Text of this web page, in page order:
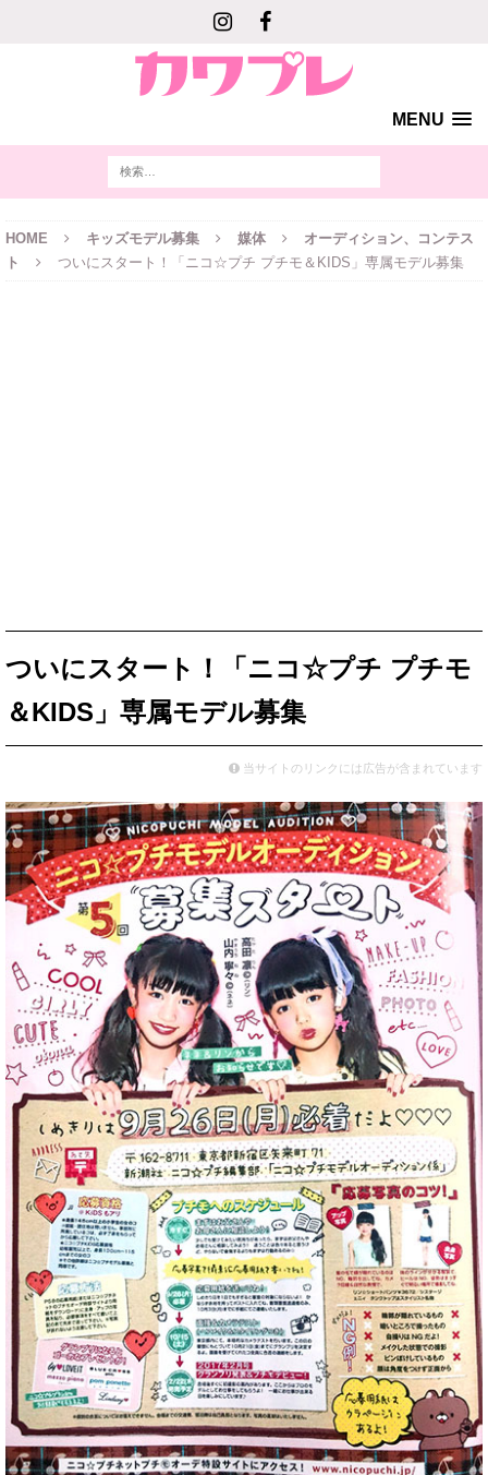
MENU
HOME キッズモデル募集 媒体
オーディション、コンテス
ト
ついにスタート！「ニコ☆プチ プチモ＆KIDS」専属モデル募集
ついにスタート！「ニコ☆プチ プチモ
＆KIDS」専属モデル募集
当サイトのリンクには広告が含まれています